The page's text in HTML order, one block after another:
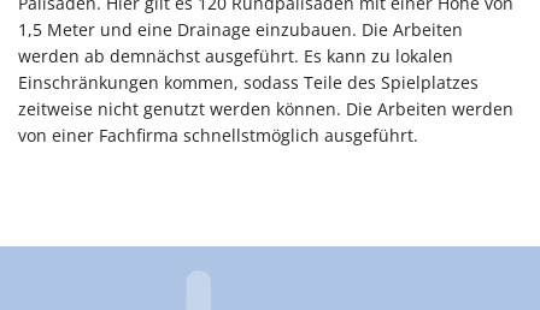
1,5 Meter und eine Drainage einzubauen. Die Arbeiten
werden ab demnächst ausgeführt. Es kann zu lokalen
Einschränkungen kommen, sodass Teile des Spielplatzes
zeitweise nicht genutzt werden können. Die Arbeiten werden
von einer Fachfirma schnellstmöglich ausgeführt.